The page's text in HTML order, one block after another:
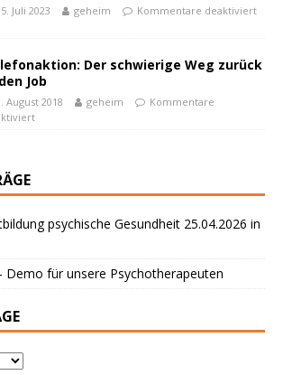
Juli 2023 geheim Kommentare deaktiviert
Der schwierige Weg zurück
Job
August 2018 geheim
Kommentare
psychische Gesundheit 25.04.2026 in
Demo für unsere Psychotherapeuten